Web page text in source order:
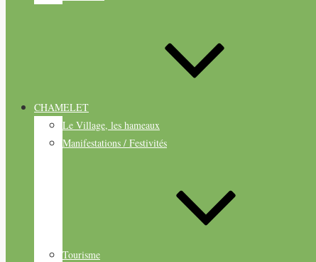
CHAMELET
Le Village, les hameaux
Manifestations / Festivités
Tourisme